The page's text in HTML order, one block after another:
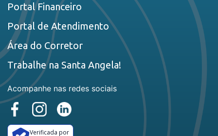
Portal Financeiro
Portal de Atendimento
Área do Corretor
Trabalhe na Santa Angela!
Acompanhe nas redes sociais
Verificada por